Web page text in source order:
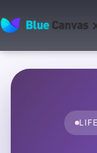
BLUECANVAS